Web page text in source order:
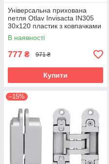
Універсальна прихована
петля Otlav Invisacta IN305
30х120 пластик з ковпачками
хром матовий (Італія)
В наявності
777 ₴ 971 ₴
Купити
–15%